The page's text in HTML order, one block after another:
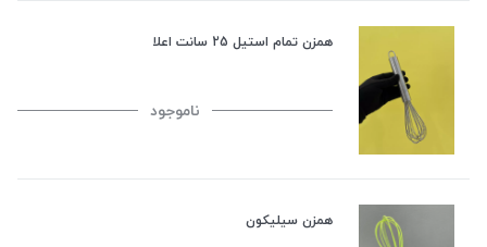
همزن تمام استیل 25 سانت اعلا
ناموجود
همزن سیلیکون